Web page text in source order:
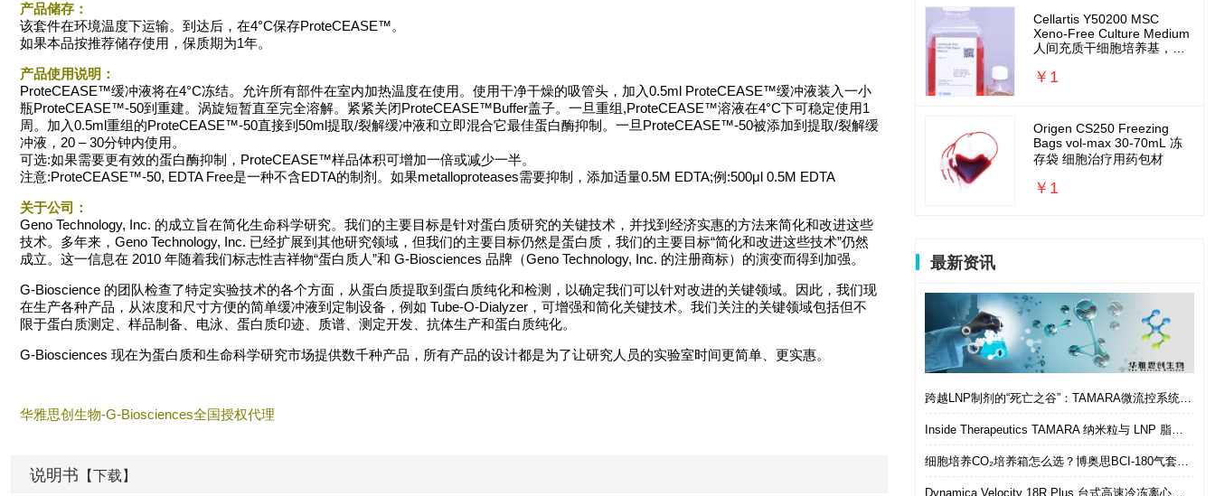
产品储存：
该套件在环境温度下运输。到达后，在4°C保存ProteCEASE™。
如果本品按推荐储存使用，保质期为1年。
产品使用说明：
ProteCEASE™缓冲液将在4°C冻结。允许所有部件在室内加热温度在使用。使用干净干燥的吸管头，加入0.5ml ProteCEASE™缓冲液装入一小
瓶ProteCEASE™-50到重建。涡旋短暂直至完全溶解。紧紧关闭ProteCEASE™Buffer盖子。一旦重组,ProteCEASE™溶液在4°C下可稳定使用1
周。加入0.5ml重组的ProteCEASE™‐50直接到50ml提取/裂解缓冲液和立即混合它最佳蛋白酶抑制。一旦ProteCEASE™‐50被添加到提取/裂解缓
冲液，20 – 30分钟内使用。
可选:如果需要更有效的蛋白酶抑制，ProteCEASE™样品体积可增加一倍或减少一半。
注意:ProteCEASE™-50, EDTA Free是一种不含EDTA的制剂。如果metalloproteases需要抑制，添加适量0.5M EDTA;例:500μl 0.5M EDTA
关于公司：
Geno Technology, Inc. 的成立旨在简化生命科学研究。我们的主要目标是针对蛋白质研究的关键技术，并找到经济实惠的方法来简化和改进这些
技术。多年来，Geno Technology, Inc. 已经扩展到其他研究领域，但我们的主要目标仍然是蛋白质，我们的主要目标“简化和改进这些技术”仍然
成立。这一信息在 2010 年随着我们标志性吉祥物“蛋白质人”和 G-Biosciences 品牌（Geno Technology, Inc. 的注册商标）的演变而得到加强。
G-Bioscience 的团队检查了特定实验技术的各个方面，从蛋白质提取到蛋白质纯化和检测，以确定我们可以针对改进的关键领域。因此，我们现
在生产各种产品，从浓度和尺寸方便的简单缓冲液到定制设备，例如 Tube-O-Dialyzer，可增强和简化关键技术。我们关注的关键领域包括但不
限于蛋白质测定、样品制备、电泳、蛋白质印迹、质谱、测定开发、抗体生产和蛋白质纯化。
G-Biosciences 现在为蛋白质和生命科学研究市场提供数千种产品，所有产品的设计都是为了让研究人员的实验室时间更简单、更实惠。
华雅思创生物-G-Biosciences全国授权代理
说明书 【下载】
Cellartis Y50200 MSC
Xeno-Free Culture Medium
人间充质干细胞培养基，无
￥1
Origen CS250 Freezing
Bags vol-max 30-70mL 冻
存袋 细胞治疗用药包材
￥1
最新资讯
跨越LNP制剂的“死亡之谷”：TAMARA微流控系统如何实现从筛选到体内的无缝衔接
Inside Therapeutics TAMARA 纳米粒与 LNP 脂质纳米粒递送制剂系统 微流控 LNP 制备平台
细胞培养CO₂培养箱怎么选？博奥思BCI-180气套式培养箱 进口替代优选
Dynamica Velocity 18R Plus 台式高速冷冻离心机｜多样本通量生物分离优选设备